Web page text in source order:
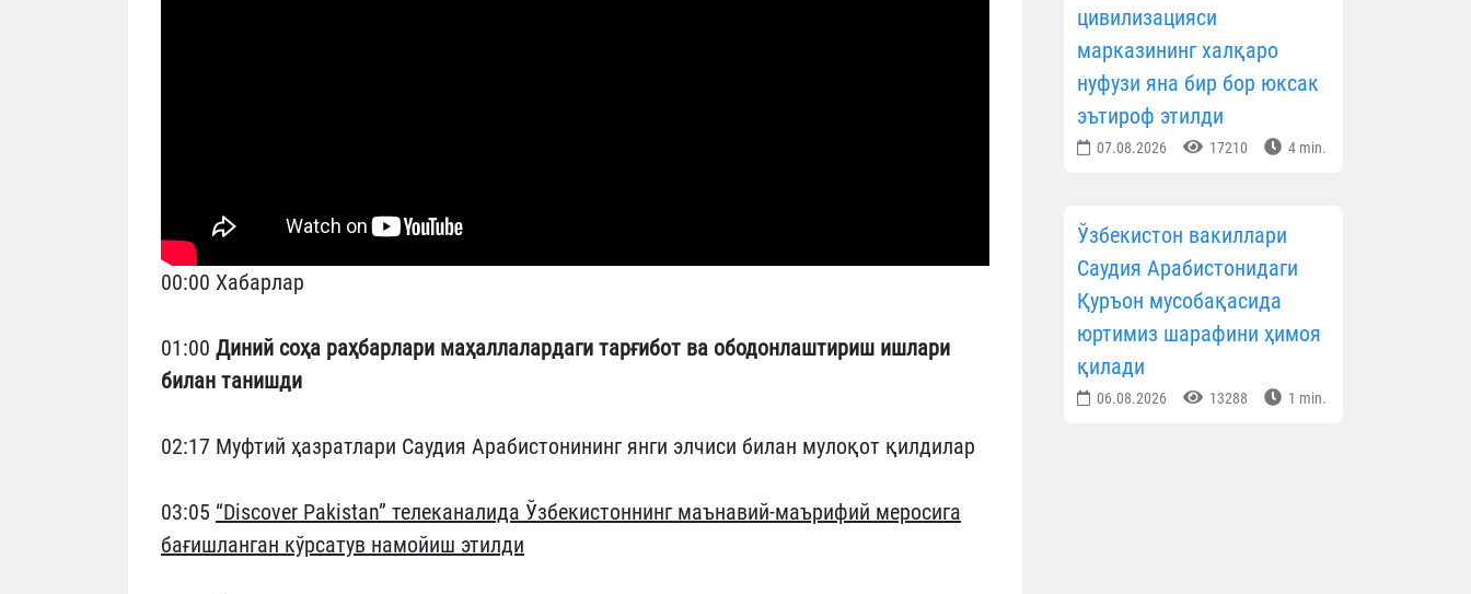
00:00 Хабарлар
01:00 Диний соҳа раҳбарлари маҳаллалардаги тарғибот ва ободонлаштириш ишлари
билан танишди
02:17 Муфтий ҳазратлари Саудия Арабистонининг янги элчиси билан мулоқот қилдилар
03:05 “Discover Pakistan” телеканалида Ўзбекистоннинг маънавий-маърифий меросига
бағишланган кўрсатув намойиш этилди
цивилизацияси
марказининг халқаро
нуфузи яна бир бор юксак
эътироф этилди
07.08.2026 17210 4 min.
Ўзбекистон вакиллари
Саудия Арабистонидаги
Қуръон мусобақасида
юртимиз шарафини ҳимоя
қилади
06.08.2026 13288 1 min.